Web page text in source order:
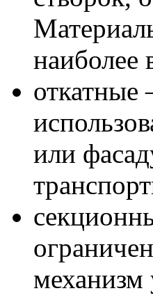
наиболее
откатные
или
механизм